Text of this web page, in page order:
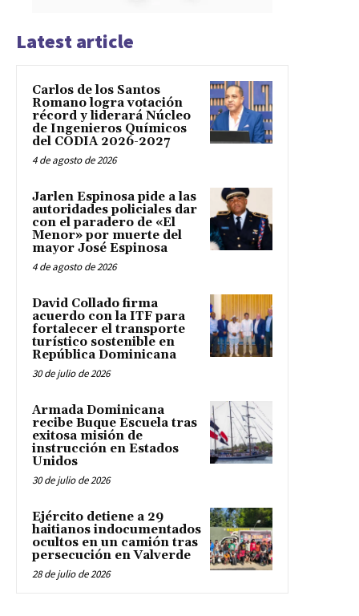
Latest article
Carlos de los Santos
Romano logra votación
récord y liderará Núcleo
de Ingenieros Químicos
del CODIA 2026-2027
4 de agosto de 2026
Jarlen Espinosa pide a las
autoridades policiales dar
con el paradero de «El
Menor» por muerte del
mayor José Espinosa
4 de agosto de 2026
David Collado firma
acuerdo con la ITF para
fortalecer el transporte
turístico sostenible en
República Dominicana
30 de julio de 2026
Armada Dominicana
recibe Buque Escuela tras
exitosa misión de
instrucción en Estados
Unidos
30 de julio de 2026
Ejército detiene a 29
haitianos indocumentados
ocultos en un camión tras
persecución en Valverde
28 de julio de 2026